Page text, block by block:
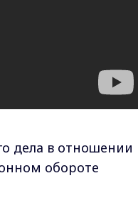
дела в отношении
обороте